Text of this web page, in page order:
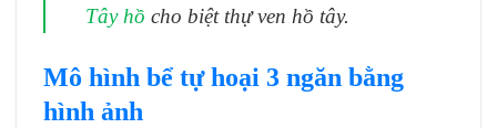
Tây hồ cho biệt thự ven hồ tây.
Mô hình bể tự hoại 3 ngăn bằng
hình ảnh